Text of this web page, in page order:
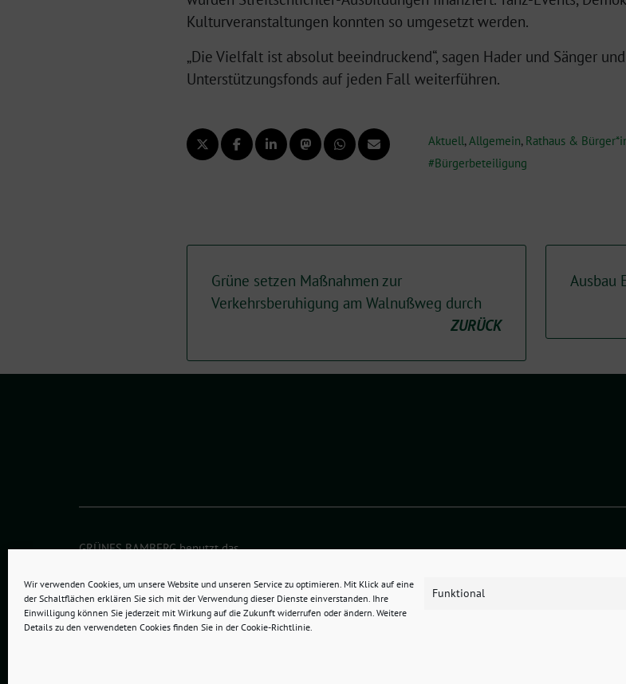
Wir verwenden Cookies, um unsere Website und unseren Service zu optimieren. Mit Klick auf eine
der Schaltflächen erklären Sie sich mit der Verwendung dieser Dienste einverstanden. Ihre
Einwilligung können Sie jederzeit mit Wirkung auf die Zukunft widerrufen oder ändern. Weitere
Details zu den verwendeten Cookies finden Sie in der Cookie-Richtlinie.
Funktional
Kulturveranstaltungen konnten so umgesetzt werden.
„Die Vielfalt ist absolut beeindruckend“, sagen Hader und Sänger
Unterstützungsfonds auf jeden Fall weiterführen.
Aktuell,Allgemein, Rathaus &
Bürgerbeteiligung
Grüne setzen Maßnahmen zur
Verkehrsberuhigung am Walnußweg durch
ZURÜCK
Ausbau
GRÜNES BAMBERG benutzt das